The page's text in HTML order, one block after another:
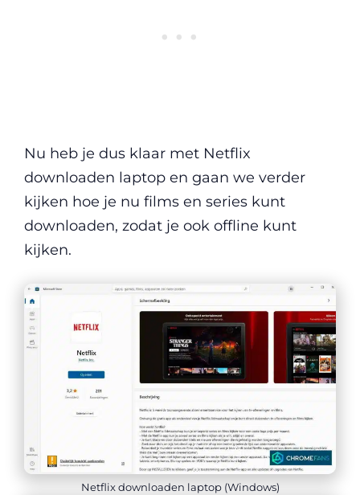
Nu heb je dus klaar met Netflix
downloaden laptop en gaan we verder
kijken hoe je nu films en series kunt
downloaden, zodat je ook offline kunt
kijken.
Netflix downloaden laptop (Windows)